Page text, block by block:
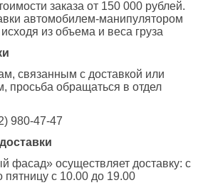
заказа от 150 000 рублей.
автомобилем-манипулятором
из объема и веса груза
связанным с доставкой или
просьба обращаться в отдел
980-47-47
осуществляет доставку: с
пятницу с 10.00 до 19.00